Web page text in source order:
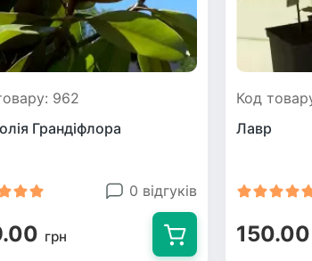
962
Грандіфлора
0 відгуків
грн
Код
Лавр
150.00